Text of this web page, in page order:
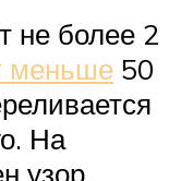
не более 2
меньше 50
На
узор,